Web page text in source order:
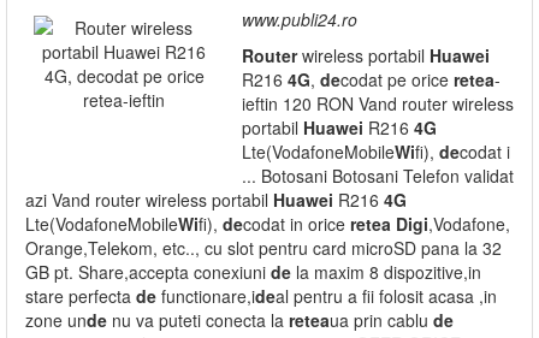
www.publi24.ro
Routerwireless portabil Huawei
R216 4G, decodat pe orice retea-
ieftin 120 RON Vand router wireless
portabil Huawei R216 4G
Lte(VodafoneMobileWifi), decodat i
... Botosani Botosani Telefon validat
azi Vand router wireless portabil Huawei R216 4G
Lte(VodafoneMobileWifi), decodat in orice retea Digi,Vodafone,
Orange,Telekom, etc.., cu slot pentru card microSD pana la 32
GB pt. Share,accepta conexiuni de la maxim 8 dispozitive,in
stare perfecta de functionare,ideal pentru a fii folosit acasa ,in
zone unde nu va puteti conecta la reteaua prin cablu de